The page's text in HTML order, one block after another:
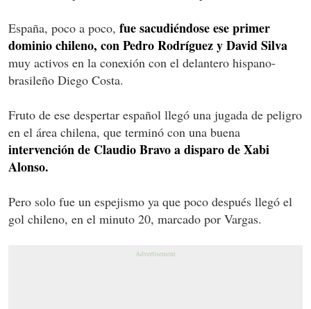
España, poco a poco, fue sacudiéndose ese primer
dominio chileno, con Pedro Rodríguez y David Silva
muy activos en la conexión con el delantero hispano-
brasileño Diego Costa.
Fruto de ese despertar español llegó una jugada de peligro
en el área chilena, que terminó con una buena
intervención de Claudio Bravo a disparo de Xabi
Alonso.
Pero solo fue un espejismo ya que poco después llegó el
gol chileno, en el minuto 20, marcado por Vargas.